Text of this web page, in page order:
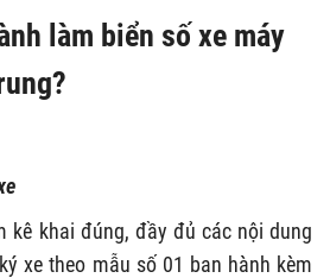
làm biển số xe máy
kê khai đúng, đầy đủ các nội dung
xe theo mẫu số 01 ban hành kèm